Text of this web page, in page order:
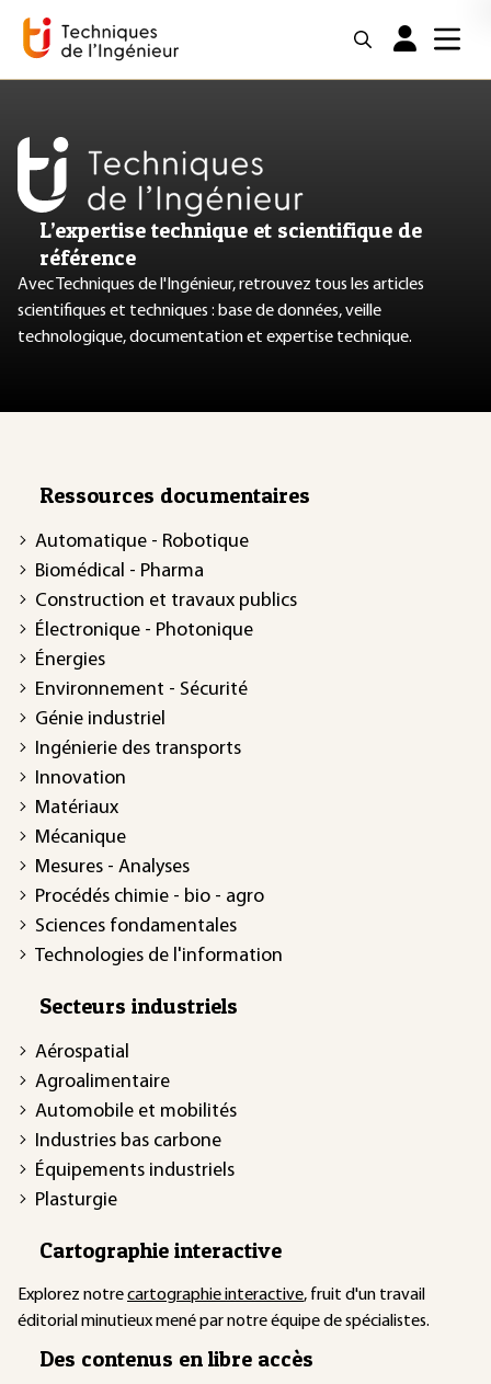
L’expertise technique et scientifique de
référence
Avec Techniques de l'Ingénieur, retrouvez tous les articles
scientifiques et techniques : base de données, veille
technologique, documentation et expertise technique.
Ressources documentaires
Automatique - Robotique
Biomédical - Pharma
Construction et travaux publics
Électronique - Photonique
Énergies
Environnement - Sécurité
Génie industriel
Ingénierie des transports
Innovation
Matériaux
Mécanique
Mesures - Analyses
Procédés chimie - bio - agro
Sciences fondamentales
Technologies de l'information
Secteurs industriels
Aérospatial
Agroalimentaire
Automobile et mobilités
Industries bas carbone
Équipements industriels
Plasturgie
Cartographie interactive
Explorez notrecartographie interactive, fruit d'un travail
éditorial minutieux mené par notre équipe de spécialistes.
Des contenus en libre accès